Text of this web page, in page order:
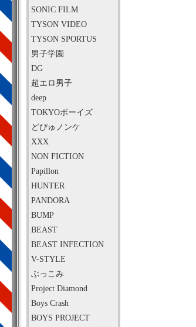
SONIC FILM
TYSON VIDEO
TYSON SPORTUS
男子学園
DG
超エロ男子
deep
TOKYOボーイズ
どぴゅノンケ
XXX
NON FICTION
Papillon
HUNTER
PANDORA
BUMP
BEAST
BEAST INFECTION
V-STYLE
ぶっこみ
Project Diamond
Boys Crash
BOYS PROJECT